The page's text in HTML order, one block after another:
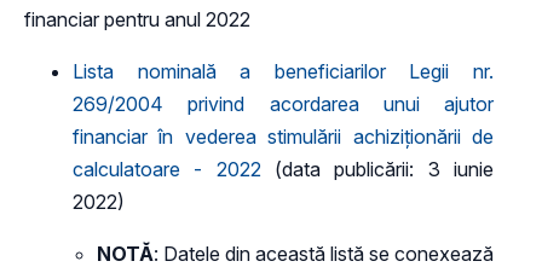
financiar pentru anul 2022
Lista nominală a beneficiarilor Legii nr.
269/2004 privind acordarea unui ajutor
financiar în vederea stimulării achiziționării de
calculatoare - 2022 (data publicării: 3 iunie
2022)
NOTĂ: Datele din această listă se conexează